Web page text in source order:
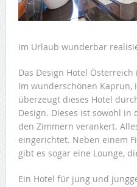
im Urlaub wunderbar
Das Design Hotel
Im wunderschönen Kaprun,
überzeugt dieses Hotel
Design. Dieses ist sowohl
den Zimmern verankert.
eingerichtet. Neben einem
gibt es sogar eine Lounge,
Ein Hotel für jung und